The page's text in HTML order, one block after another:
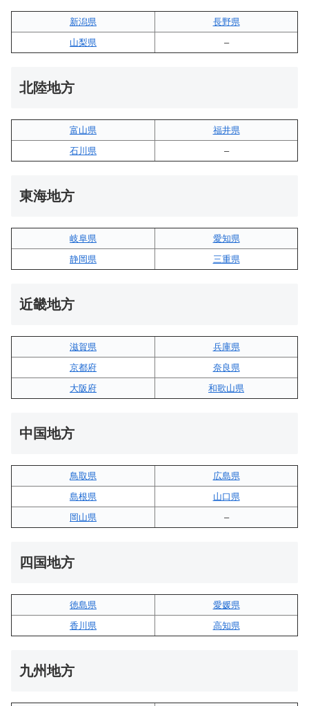
新潟県
長野県
山梨県
–
北陸地方
富山県
福井県
石川県
–
東海地方
岐阜県
愛知県
静岡県
三重県
近畿地方
滋賀県
兵庫県
京都府
奈良県
大阪府
和歌山県
中国地方
鳥取県
広島県
島根県
山口県
岡山県
–
四国地方
徳島県
愛媛県
香川県
高知県
九州地方